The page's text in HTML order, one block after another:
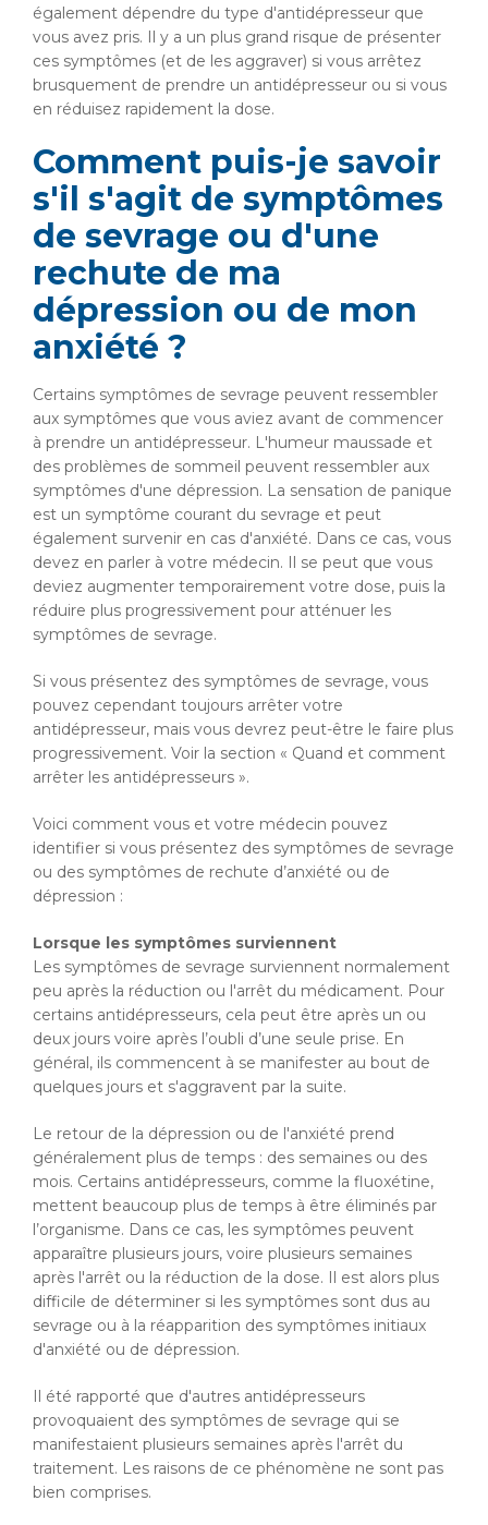
également dépendre du type d'antidépresseur que
vous avez pris. Il y a un plus grand risque de présenter
ces symptômes (et de les aggraver) si vous arrêtez
brusquement de prendre un antidépresseur ou si vous
en réduisez rapidement la dose.
Comment puis-je savoir
s'il s'agit de symptômes
de sevrage ou d'une
rechute de ma
dépression ou de mon
anxiété ?
Certains symptômes de sevrage peuvent ressembler
aux symptômes que vous aviez avant de commencer
à prendre un antidépresseur. L'humeur maussade et
des problèmes de sommeil peuvent ressembler aux
symptômes d'une dépression. La sensation de panique
est un symptôme courant du sevrage et peut
également survenir en cas d'anxiété. Dans ce cas, vous
devez en parler à votre médecin. Il se peut que vous
deviez augmenter temporairement votre dose, puis la
réduire plus progressivement pour atténuer les
symptômes de sevrage.
Si vous présentez des symptômes de sevrage, vous
pouvez cependant toujours arrêter votre
antidépresseur, mais vous devrez peut-être le faire plus
progressivement. Voir la section « Quand et comment
arrêter les antidépresseurs ».
Voici comment vous et votre médecin pouvez
identifier si vous présentez des symptômes de sevrage
ou des symptômes de rechute d’anxiété ou de
dépression :
Lorsque les symptômes surviennent
Les symptômes de sevrage surviennent normalement
peu après la réduction ou l'arrêt du médicament. Pour
certains antidépresseurs, cela peut être après un ou
deux jours voire après l’oubli d’une seule prise. En
général, ils commencent à se manifester au bout de
quelques jours et s'aggravent par la suite.
Le retour de la dépression ou de l'anxiété prend
généralement plus de temps : des semaines ou des
mois. Certains antidépresseurs, comme la fluoxétine,
mettent beaucoup plus de temps à être éliminés par
l’organisme. Dans ce cas, les symptômes peuvent
apparaître plusieurs jours, voire plusieurs semaines
après l'arrêt ou la réduction de la dose. Il est alors plus
difficile de déterminer si les symptômes sont dus au
sevrage ou à la réapparition des symptômes initiaux
d'anxiété ou de dépression.
Il été rapporté que d'autres antidépresseurs
provoquaient des symptômes de sevrage qui se
manifestaient plusieurs semaines après l'arrêt du
traitement. Les raisons de ce phénomène ne sont pas
bien comprises.